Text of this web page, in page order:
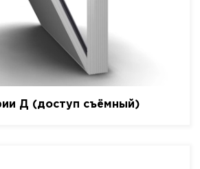
Д (доступ съёмный)